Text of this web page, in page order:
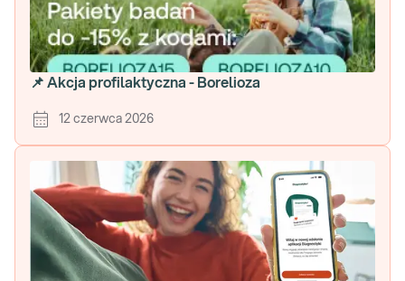
📌 Akcja profilaktyczna - Borelioza
12 czerwca 2026